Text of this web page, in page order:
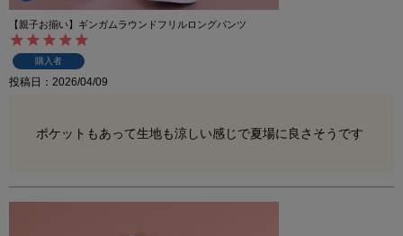
【親子お揃い】ギンガムラウンドフリルロングパンツ
購入者
投稿日 2026/04/09
ポケットもあって生地も涼しい感じで夏場に良さそうです